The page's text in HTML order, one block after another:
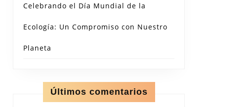
Celebrando el Día Mundial de la
Ecología: Un Compromiso con Nuestro
Planeta
Últimos comentarios